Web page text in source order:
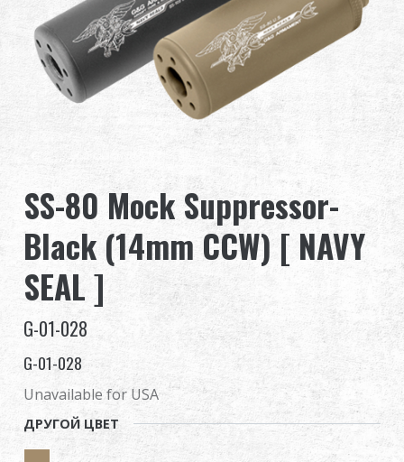
ТРЕНИРОВОЧНАЯ СИСТЕМА
Дилер
О нас
Соревнования & Событие
Поддержка
繁體中文 English (US)
Français 日本語
SS-80 Mock Suppressor-
Black (14mm CCW) [ NAVY
SEAL ]
G-01-028
G-01-028
Unavailable for USA
ДРУГОЙ ЦВЕТ